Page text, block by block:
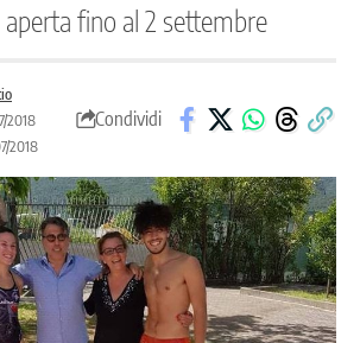
aperta fino al 2 settembre
2018
2018
Condividi